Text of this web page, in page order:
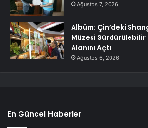
Ağustos 7, 2026
Albüm: Çin’deki
Müzesi Sürdürülebilir
Alanını Açtı
Ağustos 6, 2026
En Güncel Haberler